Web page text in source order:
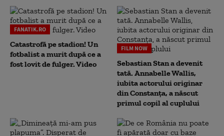
FANATIK.RO
Catastrofă pe stadion! Un
fotbalist a murit după ce a
fost lovit de fulger. Video
FILM NOW
Sebastian Stan a devenit
tată. Annabelle Wallis,
iubita actorului originar
din Constanța, a născut
primul copil al cuplului